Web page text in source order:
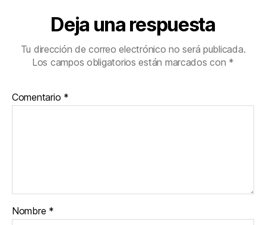
Deja una respuesta
Tu dirección de correo electrónico no será publicada.
Los campos obligatorios están marcados con *
Comentario *
Nombre *